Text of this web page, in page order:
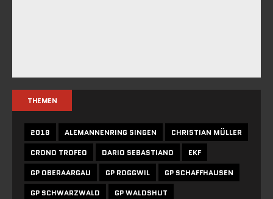
THEMEN
2018 ALEMANNENRING SINGEN
CHRISTIAN MÜLLER
CRONO TROFEO
DARIO SEBASTIANO
EKF
GP OBERAARGAU
GP ROGGWIL
GP SCHAFFHAUSEN
GP SCHWARZWALD
GP WALDSHUT